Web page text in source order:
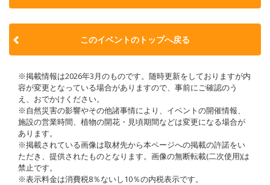
このイベントのトップへ戻る
※掲載情報は2026年3月のものです。随時更新をしておりますが内
容が変更となっている場合がありますので、事前にご確認のう
え、おでかけください。
※自然災害の影響やその他諸事情により、イベントの開催情報、
施設の営業時間、植物の開花・見頃期間などは変更になる場合が
あります。
※掲載されている画像は取材先から本ページへの掲載の許諾をい
ただき、提供されたものとなります。画像の無断転載(二次使用)は
禁止です。
※表示料金は消費税8％ないし10％の内税表示です。